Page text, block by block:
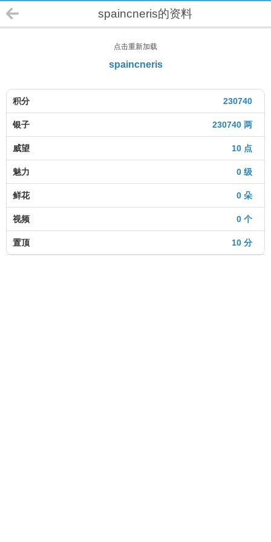
spaincneris的资料
点击重新加载
spaincneris
230740
积分
230740 两
银子
10 点
威望
0 级
魅力
0 朵
鲜花
0 个
视频
10 分
置顶